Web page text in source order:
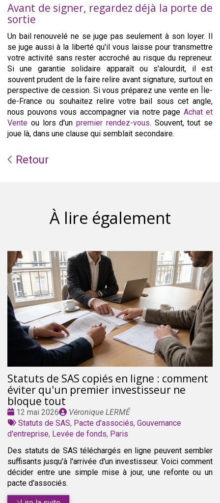
Avant de signer, regardez déjà la porte de
sortie
Un bail renouvelé ne se juge pas seulement à son loyer. Il
se juge aussi à la liberté qu'il vous laisse pour transmettre
votre activité sans rester accroché au risque du repreneur.
Si une garantie solidaire apparaît ou s'alourdit, il est
souvent prudent de la faire relire avant signature, surtout en
perspective de cession. Si vous préparez une vente en Île-
de-France ou souhaitez relire votre bail sous cet angle,
nous pouvons vous accompagner via notre page Achat et
Vente ou lors d'un premier rendez-vous. Souvent, tout se
joue là, dans une clause qui semblait secondaire.
Retour
À lire également
Statuts de SAS copiés en ligne : comment
éviter qu'un premier investisseur ne
bloque tout
Date
:
12 mai 2026
Publié
par
Véronique LERMÉ
Tags
:
Statuts de SAS, Pacte d'associés, Gouvernance
d'entreprise, Levée de fonds, Paris
Des statuts de SAS téléchargés en ligne peuvent sembler
suffisants jusqu'à l'arrivée d'un investisseur. Voici comment
décider entre une simple mise à jour, une refonte ou un
pacte d'associés.